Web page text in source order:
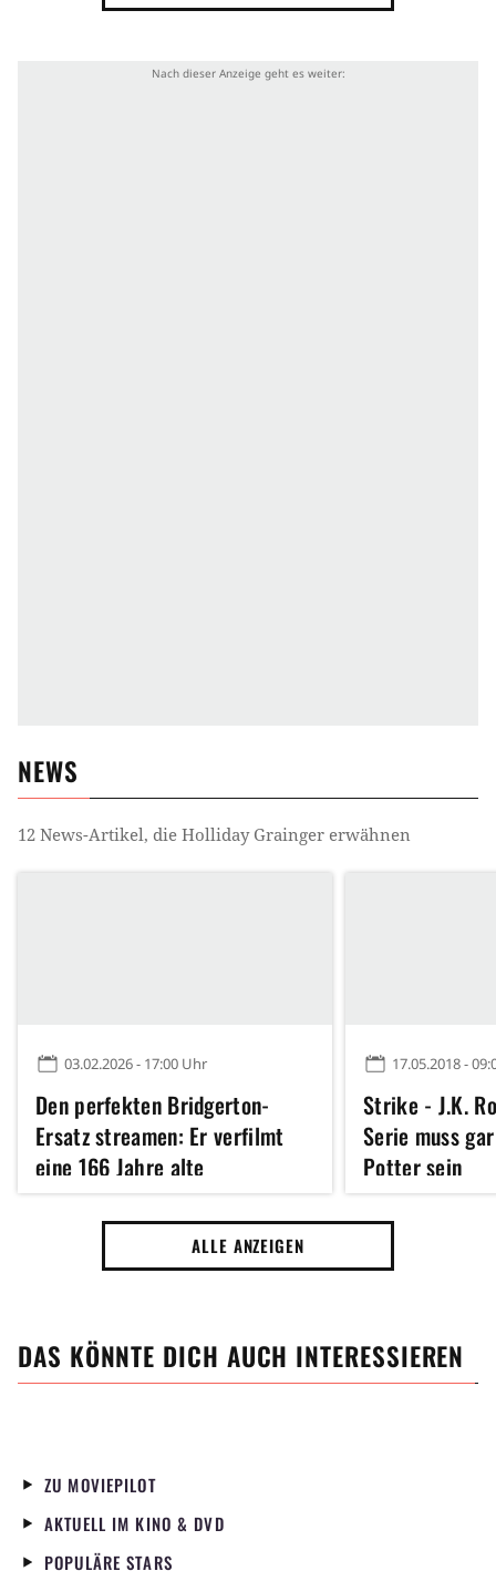
NEWS
12 News-Artikel, die Holliday Grainger erwähnen
03.02.2026 - 17:00 Uhr
Den perfekten Bridgerton-
Ersatz streamen: Er verfilmt
eine 166 Jahre alte
Liebesgeschichte mit
malerischen Bildern
17.05.2018 -
Strike - J.K.
Serie muss
Potter sein
ALLE ANZEIGEN
DAS KÖNNTE DICH AUCH INTERESSIEREN
ZU MOVIEPILOT
AKTUELL IM KINO & DVD
POPULÄRE STARS